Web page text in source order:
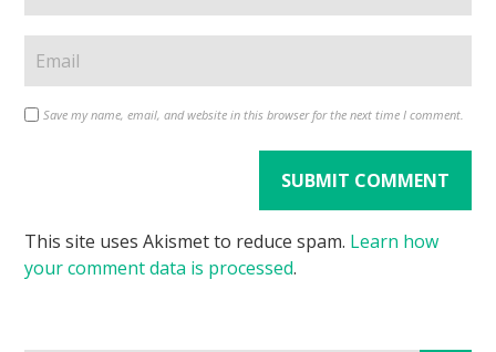
Save my name, email, and website in this browser for the next time I comment.
This site uses Akismet to reduce spam. Learn how
your comment data is processed.